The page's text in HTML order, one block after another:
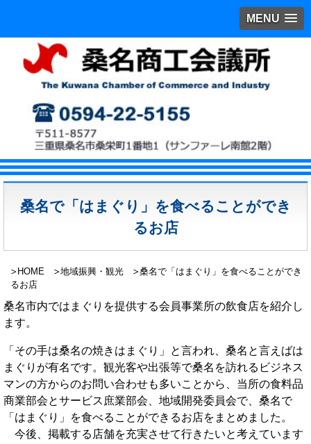
MENU
桑名で「はまぐり」を食べることができ
るお店
HOME 地域振興・観光
桑名で「はまぐり」を食べることができ
るお店
桑名市内ではまぐりを提供する会員事業所の飲食店を紹介し
ます。
「その手は桑名の焼きはまぐり」と言われ、桑名と言えばは
まぐりが有名です。観光客や出張等で桑名を訪れるビジネス
マンの方からのお問い合わせも多いことから、当所の食料品
商業部会とサービス庶業部会、地域開発委員会で、桑名で
「はまぐり」を食べることができるお店をまとめました。
今後、掲載する店舗を充実させて行きたいと考えています